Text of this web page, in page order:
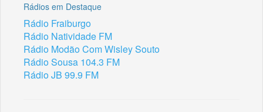
Rádios em Destaque
Rádio Fraiburgo
Rádio Natividade FM
Rádio Modão Com Wisley Souto
Rádio Sousa 104.3 FM
Rádio JB 99.9 FM